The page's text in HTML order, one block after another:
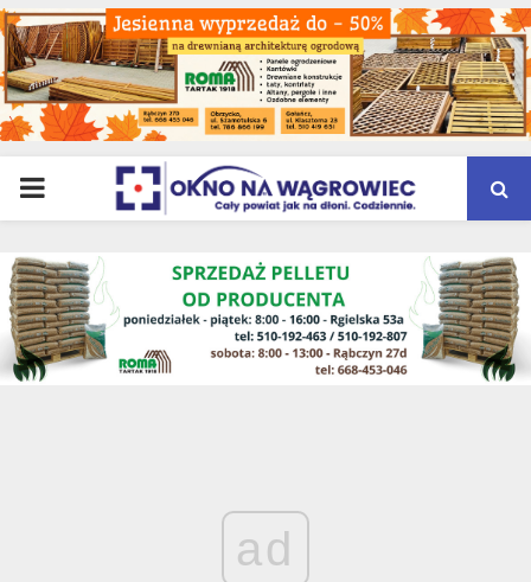
PRIMARY
MENU
ad